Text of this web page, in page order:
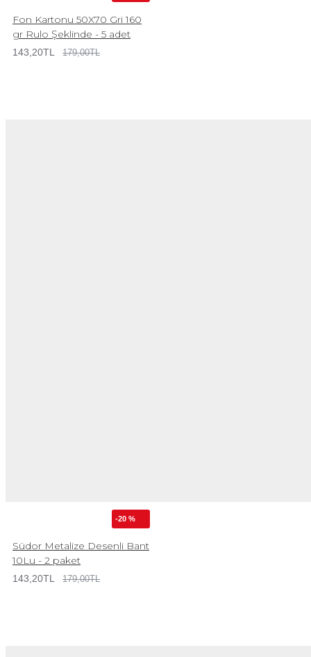
Fon Kartonu 50X70 Gri 160
gr Rulo Şeklinde - 5 adet
143,20TL 179,00TL
-20 %
Südor Metalize Desenli Bant
10Lu - 2 paket
143,20TL 179,00TL